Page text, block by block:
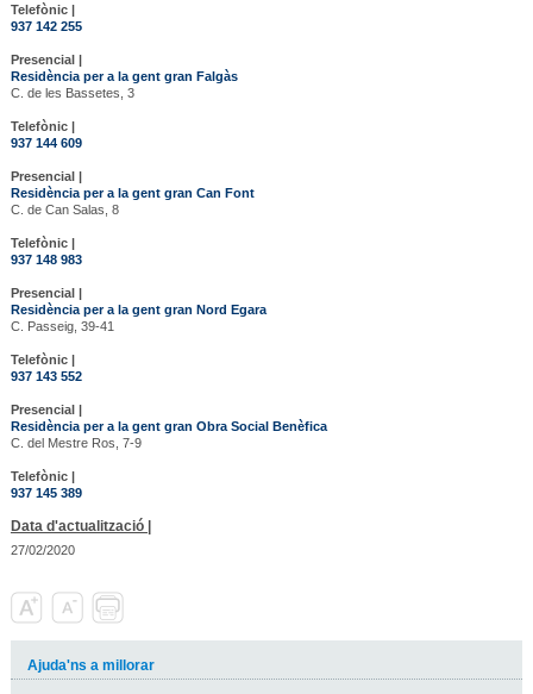
Telefònic |
937 142 255
Presencial |
Residència per a la gent gran Falgàs
C. de les Bassetes, 3
Telefònic |
937 144 609
Presencial |
Residència per a la gent gran Can Font
C. de Can Salas, 8
Telefònic |
937 148 983
Presencial |
Residència per a la gent gran Nord Egara
C. Passeig, 39-41
Telefònic |
937 143 552
Presencial |
Residència per a la gent gran Obra Social Benèfica
C. del Mestre Ros, 7-9
Telefònic |
937 145 389
Data d'actualització |
27/02/2020
Ajuda'ns a millorar